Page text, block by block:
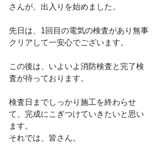
さんが、出入りを始めました。
先日は、1回目の電気の検査があり無事
クリアして一安心でございます。
この後は、いよいよ消防検査と完了検
査が待っております。
検査日までしっかり施工を終わらせ
て、完成にこぎつけていきたいと思い
ます。
それでは、皆さん。